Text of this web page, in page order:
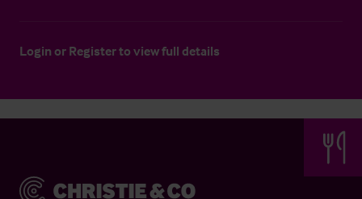
Login or Registerto view full details